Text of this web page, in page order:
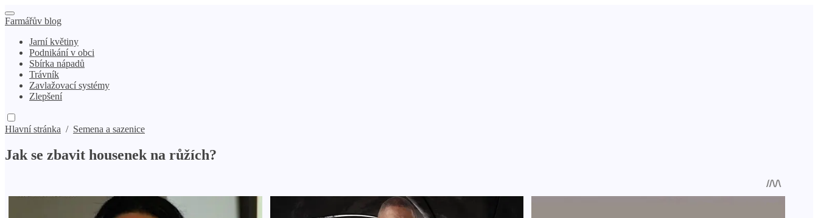
Farmářův blog
Jarní květiny
Podnikání v obci
Sbírka nápadů
Trávník
Zavlažovací systémy
Zlepšení
Hlavní stránka / Semena a sazenice
Jak se zbavit housenek na růžích?